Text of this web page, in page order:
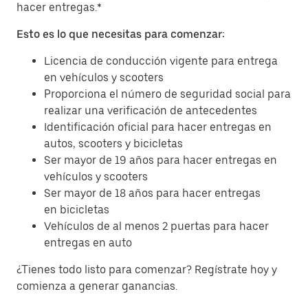
hacer entregas.*
Esto es lo que necesitas para comenzar:
Licencia de conducción vigente para entrega
en vehículos y scooters
Proporciona el número de seguridad social para
realizar una verificación de antecedentes
Identificación oficial para hacer entregas en
autos, scooters y bicicletas
Ser mayor de 19 años para hacer entregas en
vehículos y scooters
Ser mayor de 18 años para hacer entregas
en bicicletas
Vehículos de al menos 2 puertas para hacer
entregas en auto
¿Tienes todo listo para comenzar? Regístrate hoy y
comienza a generar ganancias.